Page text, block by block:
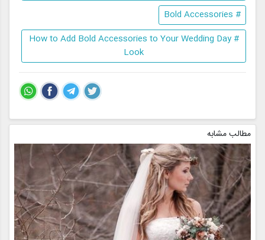
# Bold Accessories
# How to Add Bold Accessories to Your Wedding Day
Look
مطالب مشابه